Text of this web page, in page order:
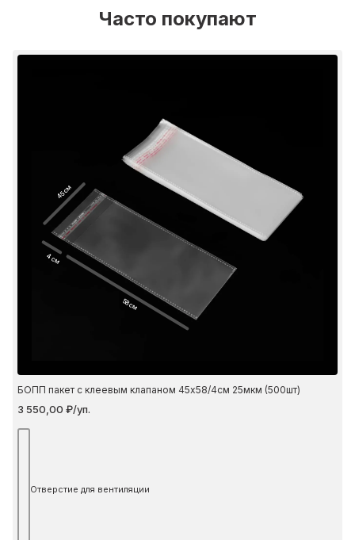
Часто покупают
45 см
4 см
58 см
БОПП пакет с клеевым клапаном 45х58/4см 25мкм (500шт)
3 550,00 ₽/уп.
Отверстие для вентиляции